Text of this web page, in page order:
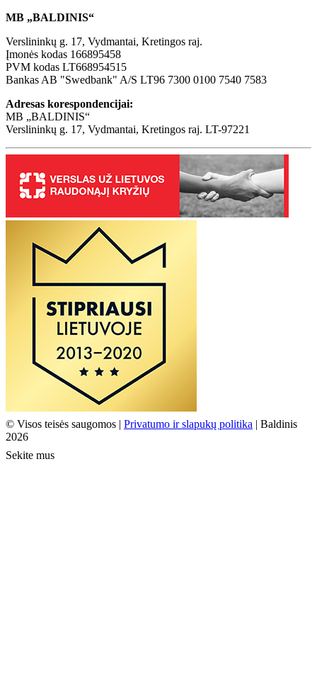
MB „BALDINIS“
Verslininkų g. 17, Vydmantai, Kretingos raj.
Įmonės kodas 166895458
PVM kodas LT668954515
Bankas AB "Swedbank" A/S LT96 7300 0100 7540 7583
Adresas korespondencijai:
MB „BALDINIS“
Verslininkų g. 17, Vydmantai, Kretingos raj. LT-97221
© Visos teisės saugomos | Privatumo ir slapukų politika | Baldinis
2026
Sekite mus